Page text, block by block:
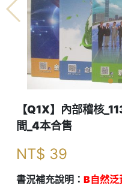
【Q1X】內部稽核
間_4本合售
NT$ 39
書況補充說明： B自然泛